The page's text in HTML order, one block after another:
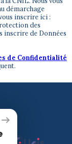
démarchage
inscrire ici :
des
inscrire de Données
de Confidentialité